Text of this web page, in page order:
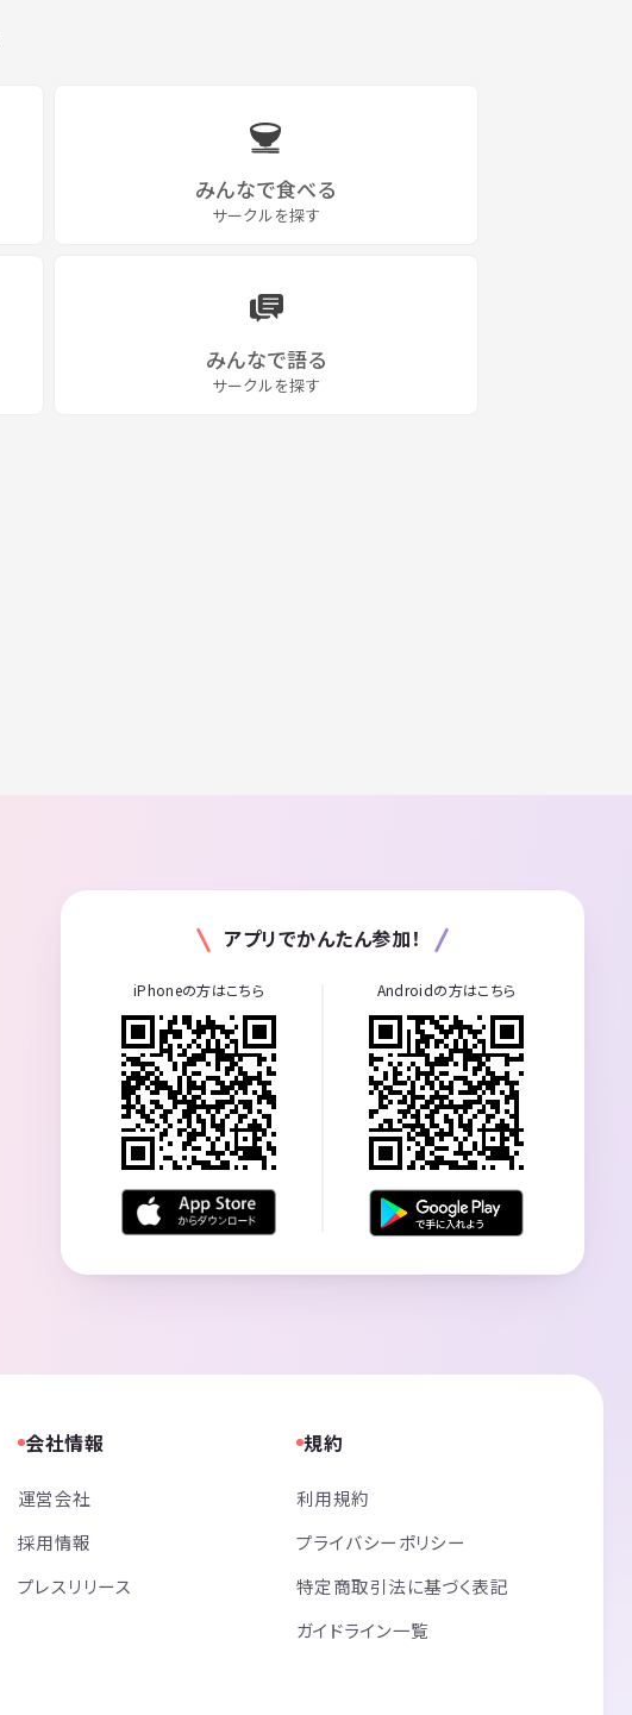
みんなで食べる
サークルを探す
みんなで語る
サークルを探す
アプリでかんたん参加！
iPhoneの方はこちら Androidの方はこちら
会社情報
運営会社
採用情報
プレスリリース
規約
利用規約
プライバシーポリシー
特定商取引法に基づく表記
ガイドライン一覧